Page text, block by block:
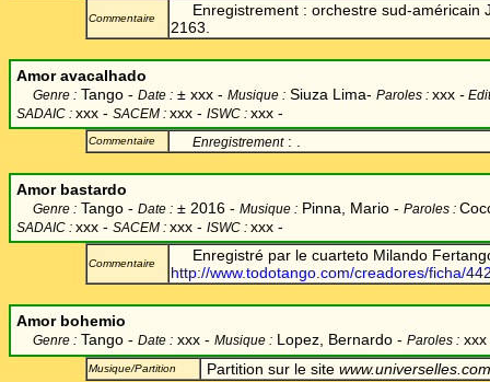
Commentaire
Enregistrement : orchestre sud-américain
2163.
Amor avacalhado
Genre : Tango - Date : ± xxx - Musique : Siuza Lima- Paroles : xxx -
SADAIC : xxx - SACEM : xxx - ISWC : xxx -
Commentaire Enregistrement: .
Amor bastardo
Genre : Tango - Date : ± 2016 - Musique : Pinna, Mario - Paroles :
SADAIC : xxx - SACEM : xxx - ISWC : xxx -
Commentaire
Enregistré par le cuarteto Milando
http://www.todotango.com/creadores/ficha/
Amor bohemio
Genre : Tango - Date : xxx - Musique : Lopez, Bernardo - Paroles : xxx
Musique/Partition Partition sur le site www.universelles.com